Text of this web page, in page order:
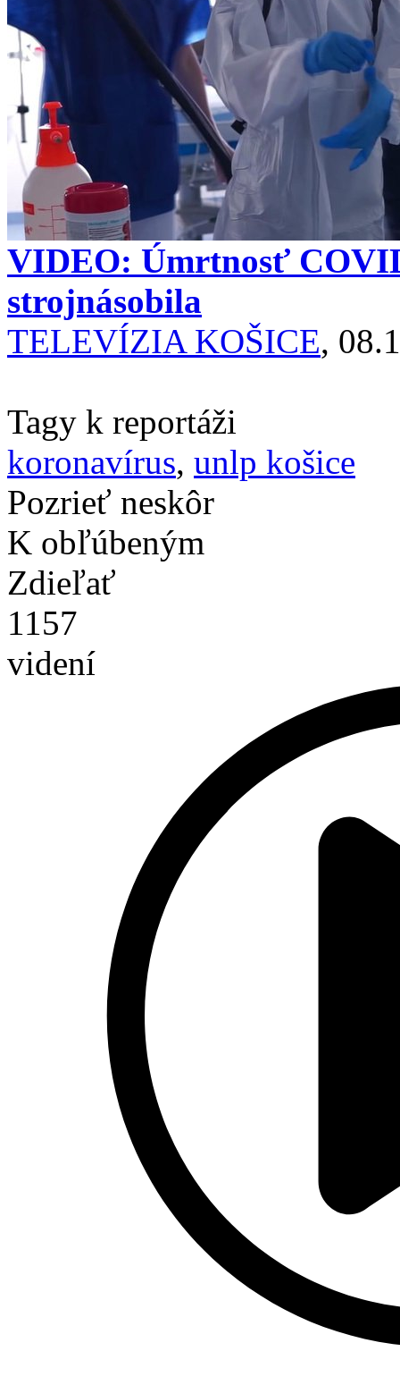
VIDEO: Úmrtnosť
strojnásobila
TELEVÍZIA KOŠICE,
Tagy k reportáži
koronavírus, unlp košice
Pozrieť neskôr
K obľúbeným
Zdieľať
1157
videní